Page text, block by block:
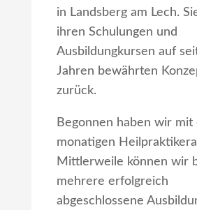
in Landsberg am Lech.
ihren Schulungen und
Ausbildungkursen auf
Jahren bewährten
zurück.
Begonnen haben wir mit
monatigen
Mittlerweile können wir
mehrere erfolgreich
abgeschlossene